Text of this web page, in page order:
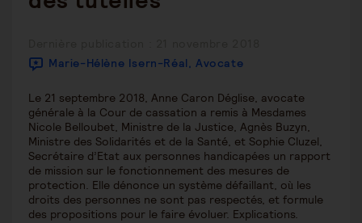
publiée :
Marie-Hélène Isern-Réal, Avocate
Le 21 septembre 2018, Anne Caron Déglise, avocate
générale à la Cour de cassation a remis à Mesdames
Nicole Belloubet, Ministre de la Justice, Agnès Buzyn,
Ministre des Solidarités et de la Santé, et Sophie Cluzel,
Secrétaire d’Etat aux personnes handicapées un rapport
de mission sur le fonctionnement des mesures de
protection. Elle dénonce un système défaillant, où les
droits des personnes ne sont pas respectés, et formule
des propositions pour le faire évoluer. Explications.